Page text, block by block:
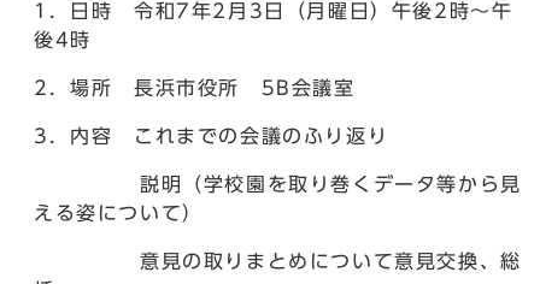
1．日時 令和7年2月3日（月曜日）午後2時～午
後4時
2．場所 長浜市役所 5B会議室
3．内容 これまでの会議のふり返り
説明（学校園を取り巻くデータ等から見
える姿について）
意見の取りまとめについて意見交換、総